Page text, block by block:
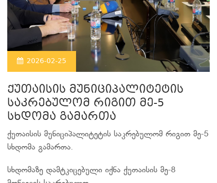
2026-02-25
ქუთაისის მუნიციპალიტეტის
საკრებულომ რიგით მე-5
სხდომა გამართა
ქუთაისის მუნიციპალიტეტის საკრებულომ რიგით მე-5
სხდომა გამართა.
სხდომაზე დამტკიცებული იქნა ქუთაისის მე-8